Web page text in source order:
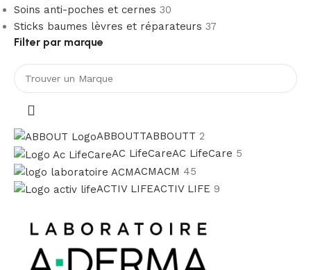
Soins anti-poches et cernes 30
Sticks baumes lèvres et réparateurs 37
Filter par marque
ABBOUTTABBOUTT 2
AC LifeCareAC LifeCare 5
ACMACM 45
ACTIV LIFEACTIV LIFE 9